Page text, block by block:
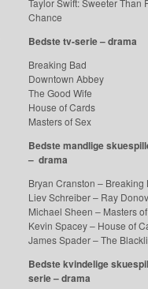
Taylor Swift: Sweeter Than
Chance
Bedste tv-serie – drama
Breaking Bad
Downtown Abbey
The Good Wife
House of Cards
Masters of Sex
Bedste mandlige
– drama
Bryan Cranston – Breaking
Liev Schreiber – Ray
Michael Sheen – Masters
Kevin Spacey – House of
James Spader – The
Bedste kvindelige
serie – drama